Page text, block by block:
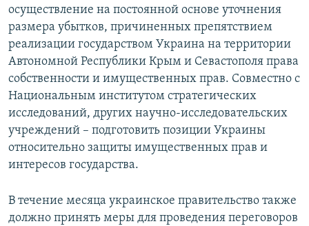
осуществление на постоянной основе уточнения
размера убытков, причиненных препятствием
реализации государством Украина на территории
Автономной Республики Крым и Севастополя права
собственности и имущественных прав. Совместно с
Национальным институтом стратегических
исследований, других научно-исследовательских
учреждений – подготовить позиции Украины
относительно защиты имущественных прав и
интересов государства.
В течение месяца украинское правительство также
должно принять меры для проведения переговоров